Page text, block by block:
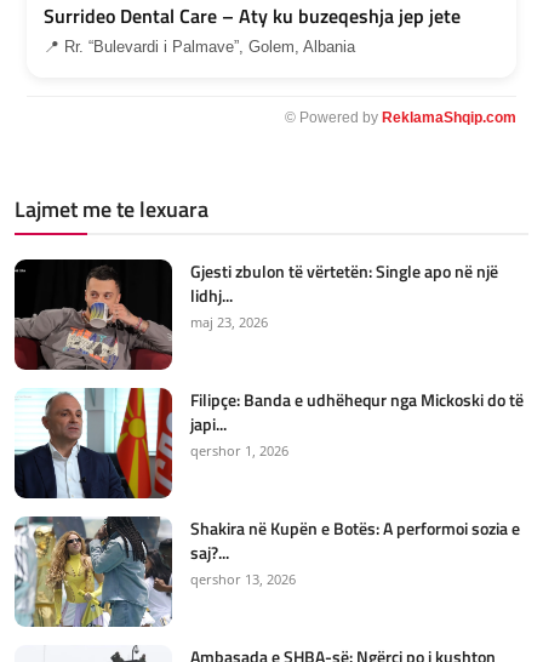
Surrideo Dental Care – Aty ku buzeqeshja jep jete
📍 Rr. “Bulevardi i Palmave”, Golem, Albania
© Powered by ReklamaShqip.com
Lajmet me te lexuara
Gjesti zbulon të vërtetën: Single apo në një
lidhj...
maj 23, 2026
Filipçe: Banda e udhëhequr nga Mickoski do të
japi...
qershor 1, 2026
Shakira në Kupën e Botës: A performoi sozia e
saj?...
qershor 13, 2026
Ambasada e SHBA-së: Ngërçi po i kushton